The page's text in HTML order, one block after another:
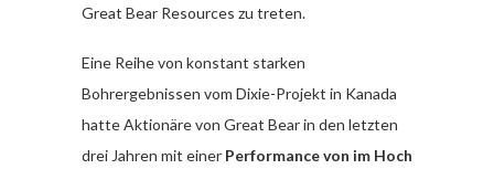
Great Bear Resources zu treten.
Eine Reihe von konstant starken
Bohrergebnissen vom Dixie-Projekt in Kanada
hatte Aktionäre von Great Bear in den letzten
drei Jahren mit einer Performance von im Hoch